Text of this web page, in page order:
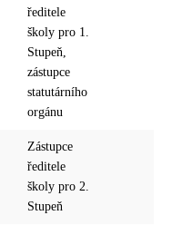
ředitele
školy pro 1.
Stupeň,
zástupce
statutárního
orgánu
Zástupce
ředitele
školy pro 2.
Stupeň